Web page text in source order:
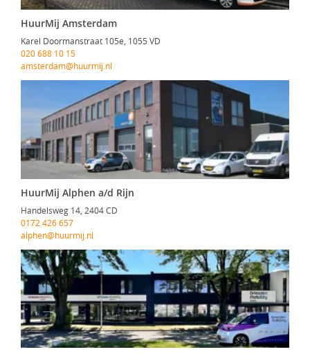
HuurMij Amsterdam
Karel Doormanstraat 105e, 1055 VD
020 688 10 15
amsterdam@huurmij.nl
HuurMij Alphen a/d Rijn
Handelsweg 14, 2404 CD
0172 426 657
alphen@huurmij.nl